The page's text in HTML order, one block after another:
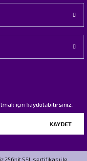
için kaydolabilirsiniz.
KAYDET
256bit SSL sertifikası ile